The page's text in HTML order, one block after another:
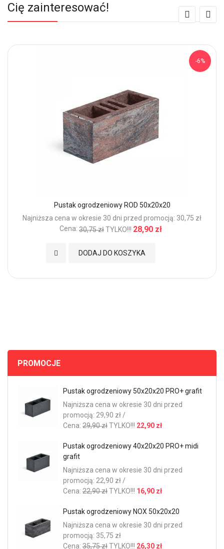
Cię zainteresować!
-6%
Pustak ogrodzeniowy ROD 50x20x20
Najniższa cena w okresie 30 dni przed promocją: 30,75 zł
Cena: 30,75 złTYLKO!!! 28,90 zł
DODAJ DO KOSZYKA
Dodaj do Ulubionych
PROMOCJE
Pustak ogrodzeniowy 50x20x20 PRO+ grafit
Najniższa cena w okresie 30 dni przed
promocją: 29,90 zł /
Cena: 29,90 złTYLKO!!! 22,90 zł
Pustak ogrodzeniowy 40x20x20 PRO+ midi
grafit
Najniższa cena w okresie 30 dni przed
promocją: 22,90 zł /
Cena: 22,90 złTYLKO!!! 16,90 zł
Pustak ogrodzeniowy NOX 50x20x20
Najniższa cena w okresie 30 dni przed
promocją: 35,75 zł
Cena: 35,75 złTYLKO!!! 26,30 zł